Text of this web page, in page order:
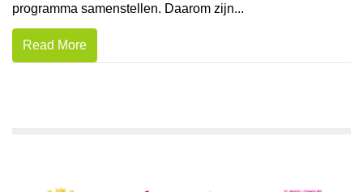
programma samenstellen. Daarom zijn...
Read More